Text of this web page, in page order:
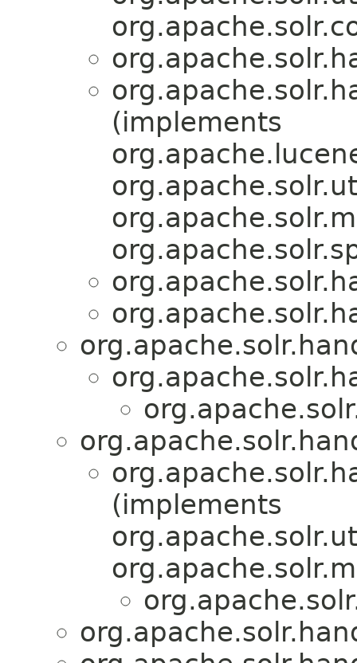
(implements
(implements